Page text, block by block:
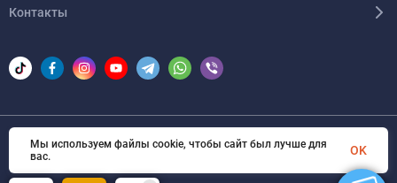
Контакты
© 2026 Areon-ua. Все права защищены
Мы используем файлы cookie, чтобы сайт был лучше для
вас.
OK